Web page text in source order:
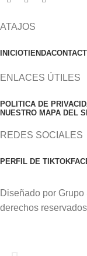
ATAJOS
INICIOTIENDA
ENLACES ÚTILES
POLITICA DE
NUESTRO MAPA DEL
REDES SOCIALES
PERFIL DE TIKTOK
Diseñado por
derechos reservados